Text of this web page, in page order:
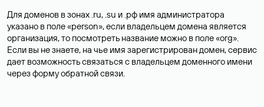
Для доменов в зонах .ru, .su и .рф имя администратора
указано в поле «person», если владельцем домена является
организация, то посмотреть название можно в поле «org».
Если вы не знаете, на чье имя зарегистрирован домен, сервис
дает возможность связаться с владельцем доменного имени
через форму обратной связи.